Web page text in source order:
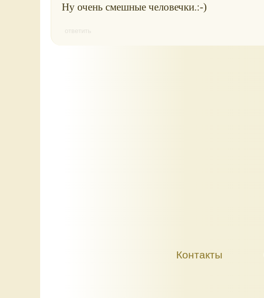
Ну очень смешные человечки.:-)
ответить
Контакты